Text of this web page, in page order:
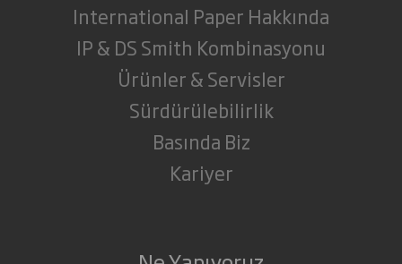
International Paper Hakkında
IP & DS Smith Kombinasyonu
Ürünler & Servisler
Sürdürülebilirlik
Basında Biz
Kariyer